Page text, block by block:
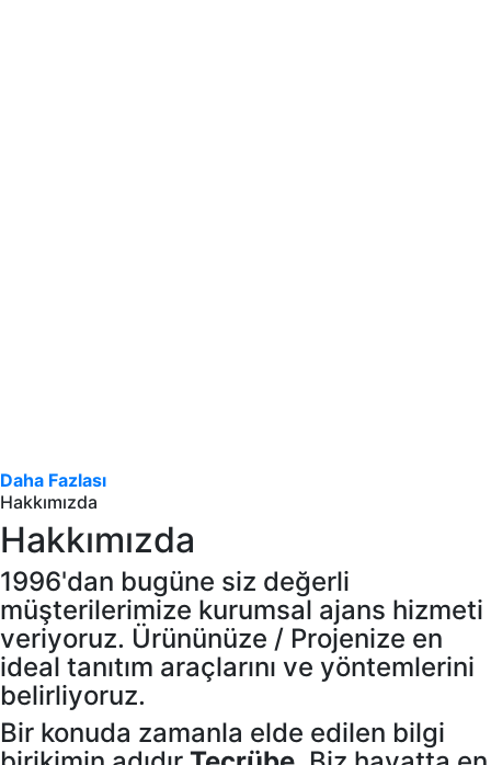
Daha Fazlası
Hakkımızda
Hakkımızda
1996'dan bugüne siz değerli
müşterilerimize kurumsal ajans hizmeti
veriyoruz. Ürününüze / Projenize en
ideal tanıtım araçlarını ve yöntemlerini
belirliyoruz.
Bir konuda zamanla elde edilen bilgi